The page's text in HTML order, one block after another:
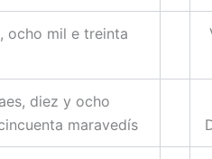
ocho mil e treinta
diez y ocho
maravedís